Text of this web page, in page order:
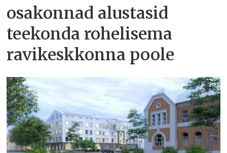
osakonnad alustasid
teekonda rohelisema
ravikeskkonna poole